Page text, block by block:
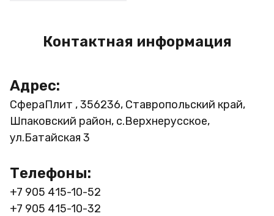
Контактная информация
Адрес:
СфераПлит , 356236, Ставропольский край,
Шпаковский район, с.Верхнерусское,
ул.Батайская 3
Телефоны:
+7 905 415-10-52
+7 905 415-10-32